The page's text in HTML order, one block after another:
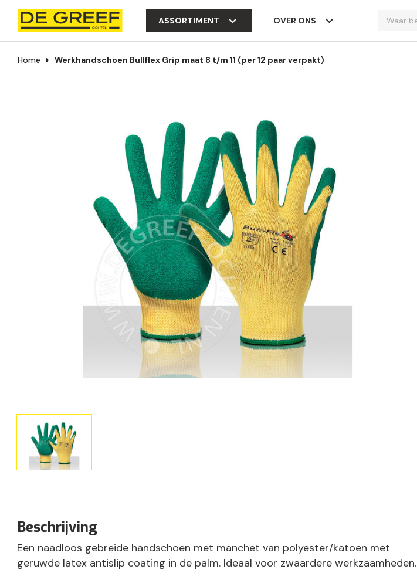
ASSORTIMENT OVER ONS
Home Werkhandschoen Bullflex Grip maat 8 t/m 11 (per 12 paar verpakt)
Beschrijving
Een naadloos gebreide handschoen met manchet van polyester/katoen met
geruwde latex antislip coating in de palm. Ideaal voor zwaardere werkzaamheden.